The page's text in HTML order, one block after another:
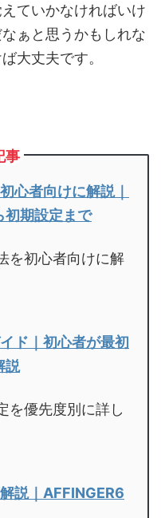
ていかなければいけ
ぁと思うかもしれな
大丈夫です。
事
心者向けに解説｜
初期設定まで
を初心者向けに解
ド｜初心者が最初
説
を優先度別に詳し
説｜AFFINGER6